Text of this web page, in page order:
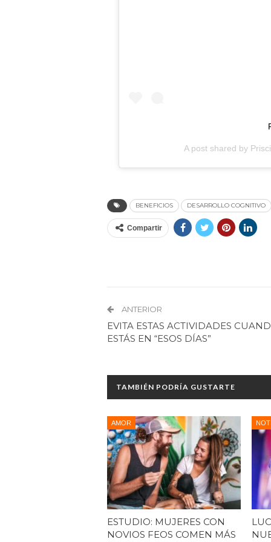
A post shared by
BENEFICIOS DESARROLLO COGNITIVO
Compartir
ANTERIOR
EVITA ESTAS ACTIVIDADES
ESTÁS EN “ESOS DÍAS”
TAMBIÉN PODRÍA GUSTARTE
AMOR
ESTUDIO: MUJERES CON
NOVIOS FEOS COMEN MÁS